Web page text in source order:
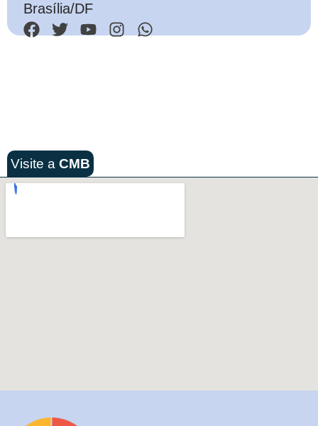
Brasília/DF
Visite a CMB